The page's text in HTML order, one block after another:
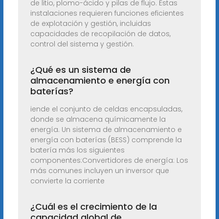
de litio, plomo-ácido y pilas de flujo. Estas
instalaciones requieren funciones eficientes
de explotación y gestión, incluidas
capacidades de recopilación de datos,
control del sistema y gestión.
¿Qué es un sistema de
almacenamiento e energía con
baterías?
iende el conjunto de celdas encapsuladas,
donde se almacena químicamente la
energía. Un sistema de almacenamiento e
energía con baterías (BESS) comprende la
batería más los siguientes
componentes:Convertidores de energía: Los
más comunes incluyen un inversor que
convierte la corriente
¿Cuál es el crecimiento de la